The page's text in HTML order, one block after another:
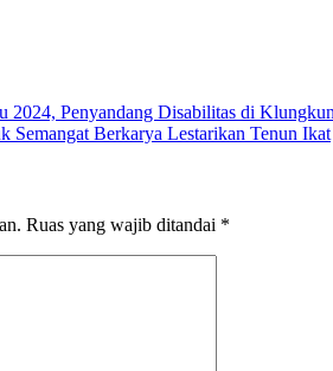
2024, Penyandang Disabilitas di
Semangat Berkarya Lestarikan Tenun Ikat
Ruas yang wajib ditandai *